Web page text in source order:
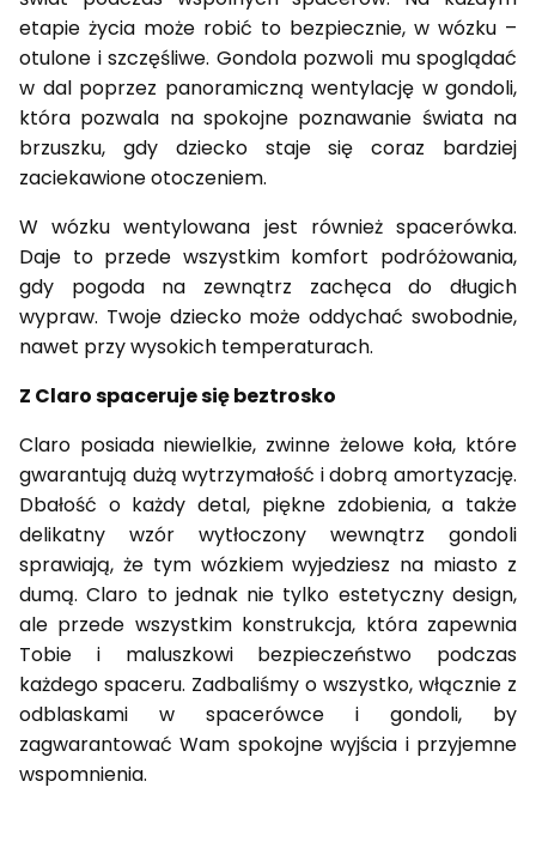
etapie życia może robić to bezpiecznie, w wózku –
otulone i szczęśliwe. Gondola pozwoli mu spoglądać
w dal poprzez panoramiczną wentylację w gondoli,
która pozwala na spokojne poznawanie świata na
brzuszku, gdy dziecko staje się coraz bardziej
zaciekawione otoczeniem.
W wózku wentylowana jest również spacerówka.
Daje to przede wszystkim komfort podróżowania,
gdy pogoda na zewnątrz zachęca do długich
wypraw. Twoje dziecko może oddychać swobodnie,
nawet przy wysokich temperaturach.
Z Claro spaceruje się beztrosko
Claro posiada niewielkie, zwinne żelowe koła, które
gwarantują dużą wytrzymałość i dobrą amortyzację.
Dbałość o każdy detal, piękne zdobienia, a także
delikatny wzór wytłoczony wewnątrz gondoli
sprawiają, że tym wózkiem wyjedziesz na miasto z
dumą. Claro to jednak nie tylko estetyczny design,
ale przede wszystkim konstrukcja, która zapewnia
Tobie i maluszkowi bezpieczeństwo podczas
każdego spaceru. Zadbaliśmy o wszystko, włącznie z
odblaskami w spacerówce i gondoli, by
zagwarantować Wam spokojne wyjścia i przyjemne
wspomnienia.